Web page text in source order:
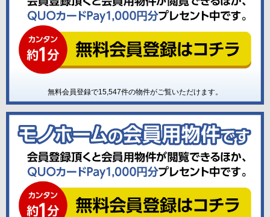
無料会員登録で15,547件の物件がご覧いただけます。